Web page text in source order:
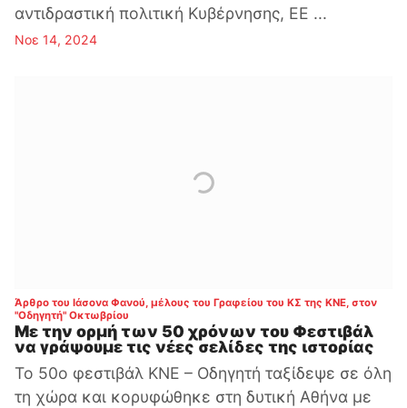
αντιδραστική πολιτική Κυβέρνησης, ΕΕ ...
Νοε 14, 2024
Άρθρο του Ιάσονα Φανού, μέλους του Γραφείου του ΚΣ της ΚΝΕ, στον
"Οδηγητή" Οκτωβρίου
Με την ορμή των 50 χρόνων του Φεστιβάλ
να γράψουμε τις νέες σελίδες της ιστορίας
Το 50ο φεστιβάλ ΚΝΕ – Οδηγητή ταξίδεψε σε όλη
τη χώρα και κορυφώθηκε στη δυτική Αθήνα με